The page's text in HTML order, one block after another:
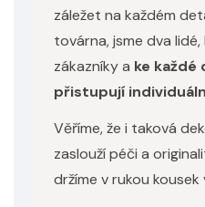
záležet na každém
továrna, jsme dva
zákazníky a ke každé
přistupují
Věříme, že i taková
zaslouží péči a
držíme v rukou